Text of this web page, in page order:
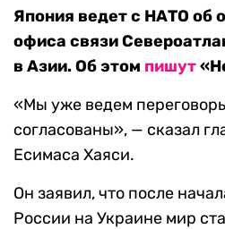
Япония ведет с НАТО об
офиса связи
в Азии. Об этом пишут
«Мы уже ведем
согласованы», — сказал
Есимаса Хаяси.
Он заявил, что после
России на Украине мир